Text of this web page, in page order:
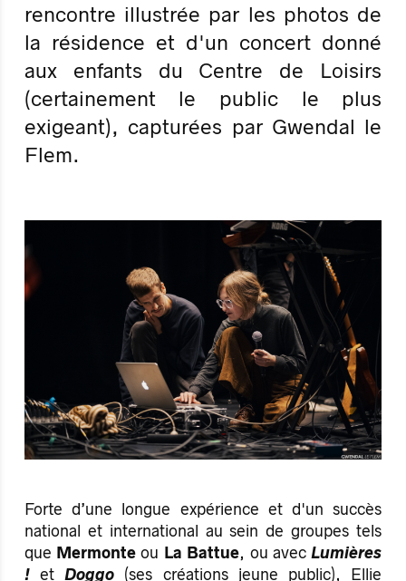
rencontre illustrée par les photos de
la résidence et d'un concert donné
aux enfants du Centre de Loisirs
(certainement le public le plus
exigeant), capturées par Gwendal le
Flem.
Forte d’une longue expérience et d'un succès
national et international au sein de groupes tels
que Mermonte ou La Battue, ou avec Lumières
! et Doggo (ses créations jeune public), Ellie